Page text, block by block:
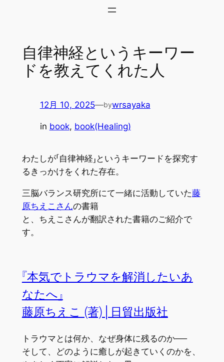
自律神経というキーワー
ドを教えてくれた人
12月 10, 2025—bywrsayaka
in book, book(Healing)
わたしが「自律神経」というキーワードを探究す
るきっかけをくれた存在。
三脳バランス研究所にて一緒に活動していた藤
原ちえこさんの書籍
と、ちえこさんが翻訳された書籍のご紹介で
す。
『本気でトラウマを解消したいあ
なたへ』
藤原ちえこ (著)│日貿出版社
トラウマとは何か、なぜ身体に残るのか──
そして、どのように癒しが起きていくのかを、